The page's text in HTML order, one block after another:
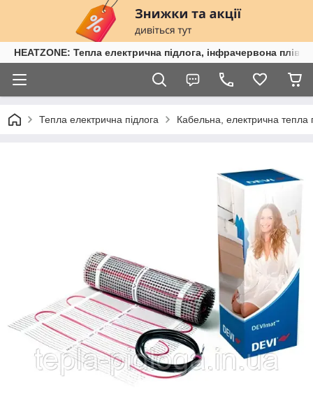
HEATZONE: Тепла електрична підлога, інфрачервона
Тепла електрична підлога Кабельна, електрична